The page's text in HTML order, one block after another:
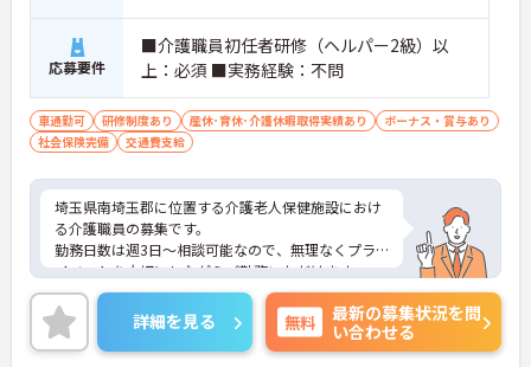
応募要件
■介護職員初任者研修（ヘルパー2級）以
上：必須 ■実務経験：不問
車通勤可 研修制度あり 産休･育休･介護休暇取得実績あり
ボーナス・賞与あり
社会保険完備
交通費支給
埼玉県南埼玉郡に位置する介護老人保健施設におけ
る介護職員の募集です。
勤務日数は週3日～相談可能なので、無理なくプラ
イベートを大切にしながらご勤務いただけます。
ご興味のある方には、面接対策ポイントなど、さら
に詳細をお話しいたしますのでお気軽にご相談くだ
さい！
詳細を見る 無料
最新の募集状況を問
い合わせる